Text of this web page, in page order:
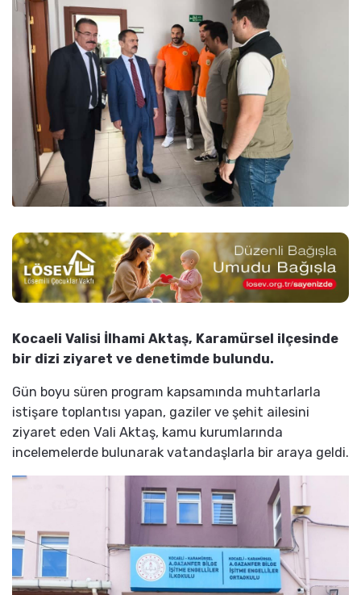
Kocaeli Valisi İlhami Aktaş, Karamürsel ilçesinde
bir dizi ziyaret ve denetimde bulundu.
Gün boyu süren program kapsamında muhtarlarla
istişare toplantısı yapan, gaziler ve şehit ailesini
ziyaret eden Vali Aktaş, kamu kurumlarında
incelemelerde bulunarak vatandaşlarla bir araya geldi.